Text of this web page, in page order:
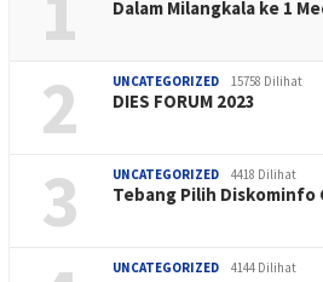
Dalam Milangkala ke 1
2 UNCATEGORIZED 15758 Dilihat
DIES FORUM 2023
3 UNCATEGORIZED 4418 Dilihat
Tebang Pilih
UNCATEGORIZED 4144 Dilihat